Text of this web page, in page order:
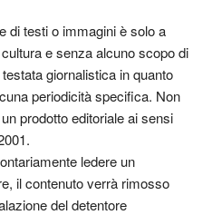
di testi o immagini è solo a
e senza alcuno scopo di
giornalistica in quanto
periodicità specifica. Non
prodotto editoriale ai sensi
ledere un
il contenuto verrà rimosso
del detentore